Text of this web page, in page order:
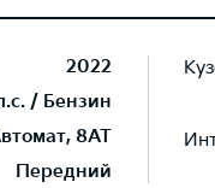
2022
/ Бензин
8AT
Передний